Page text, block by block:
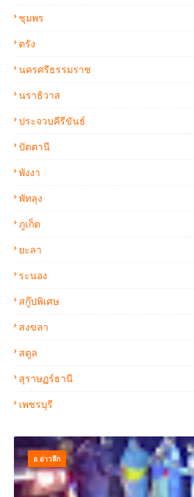
ชุมพร
ตรัง
นครศรีธรรมราช
นราธิวาส
ประจวบคีรีขันธ์
ปัตตานี
พังงา
พัทลุง
ภูเก็ต
ยะลา
ระนอง
สกู๊ปพิเศษ
สงขลา
สตูล
สุราษฏร์ธานี
เพชรบุรี
อ.อ่าวลึก